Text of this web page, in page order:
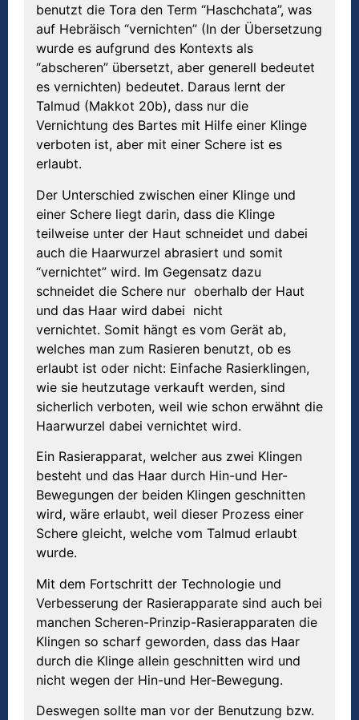
benutzt die Tora den Term “Haschchata”, was
auf Hebräisch “vernichten” (In der Übersetzung
wurde es aufgrund des Kontexts als
“abscheren” übersetzt, aber generell bedeutet
es vernichten) bedeutet. Daraus lernt der
Talmud (Makkot 20b), dass nur die
Vernichtung des Bartes mit Hilfe einer Klinge
verboten ist, aber mit einer Schere ist es
erlaubt.
Der Unterschied zwischen einer Klinge und
einer Schere liegt darin, dass die Klinge
teilweise unter der Haut schneidet und dabei
auch die Haarwurzel abrasiert und somit
“vernichtet” wird. Im Gegensatz dazu
schneidet die Schere nur oberhalb der Haut
und das Haar wird dabei nicht
vernichtet. Somit hängt es vom Gerät ab,
welches man zum Rasieren benutzt, ob es
erlaubt ist oder nicht: Einfache Rasierklingen,
wie sie heutzutage verkauft werden, sind
sicherlich verboten, weil wie schon erwähnt die
Haarwurzel dabei vernichtet wird.
Ein Rasierapparat, welcher aus zwei Klingen
besteht und das Haar durch Hin-und Her-
Bewegungen der beiden Klingen geschnitten
wird, wäre erlaubt, weil dieser Prozess einer
Schere gleicht, welche vom Talmud erlaubt
wurde.
Mit dem Fortschritt der Technologie und
Verbesserung der Rasierapparate sind auch bei
manchen Scheren-Prinzip-Rasierapparaten die
Klingen so scharf geworden, dass das Haar
durch die Klinge allein geschnitten wird und
nicht wegen der Hin-und Her-Bewegung.
Deswegen sollte man vor der Benutzung bzw.